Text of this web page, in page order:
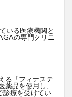
いる医療機関と
の専門クリニ
る「フィナステ
薬品を使用し、
診療を受けてい